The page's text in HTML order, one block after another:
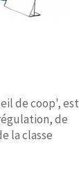
de coop', est
de
la classe